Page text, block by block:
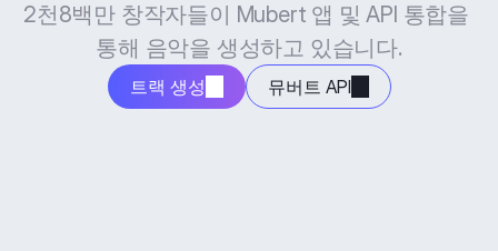
2천8백만 창작자들이 Mubert 앱 및 API 통합을
통해 음악을 생성하고 있습니다.
트랙 생성 뮤버트 API